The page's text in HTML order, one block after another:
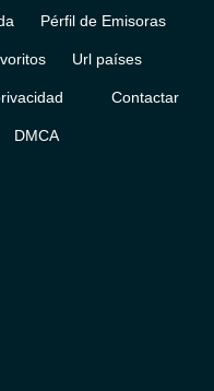
Pérfil de Emisoras
Url países
Contactar
DMCA